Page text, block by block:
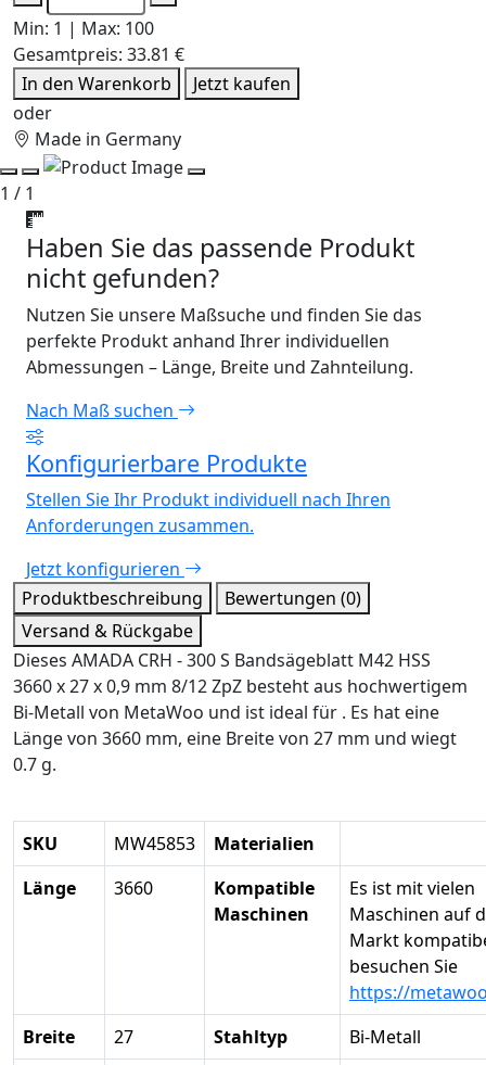
Min: 1 | Max: 100
Gesamtpreis: 33.81 €
In den Warenkorb
Jetzt kaufen
oder
Made in Germany
1 / 1
Haben Sie das passende Produkt
nicht gefunden?
Nutzen Sie unsere Maßsuche und finden Sie das
perfekte Produkt anhand Ihrer individuellen
Abmessungen – Länge, Breite und Zahnteilung.
Nach Maß suchen
Konfigurierbare Produkte
Stellen Sie Ihr Produkt individuell nach Ihren
Anforderungen zusammen.
Jetzt konfigurieren
Produktbeschreibung
Bewertungen (0)
Versand & Rückgabe
Dieses AMADA CRH - 300 S Bandsägeblatt M42 HSS
3660 x 27 x 0,9 mm 8/12 ZpZ besteht aus hochwertigem
Bi-Metall von MetaWoo und ist ideal für . Es hat eine
Länge von 3660 mm, eine Breite von 27 mm und wiegt
0.7 g.
SKU MW45853
Materialien
Länge
3660
Kompatible
Maschinen
Es ist mit vielen
Maschinen auf
Markt
besuchen Sie
https://
Breite
27 Stahltyp
Bi-Metall